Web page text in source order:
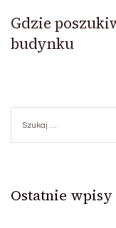
Gdzie
budynku
Ostatnie wpisy